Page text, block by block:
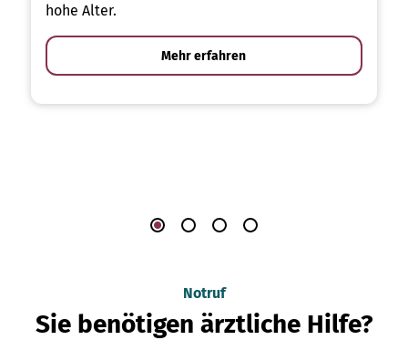
hohe Alter.
Mehr erfahren
Notruf
Sie benötigen ärztliche Hilfe?